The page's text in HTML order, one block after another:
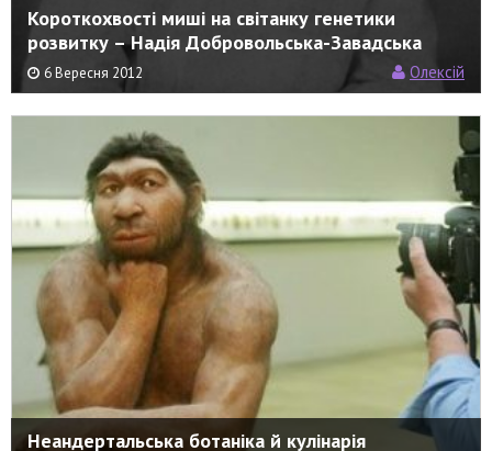
Короткохвості миші на світанку генетики
розвитку – Надія Добровольська-Завадська
6 Вересня 2012 Олексій
Неандертальська ботаніка й кулінарія